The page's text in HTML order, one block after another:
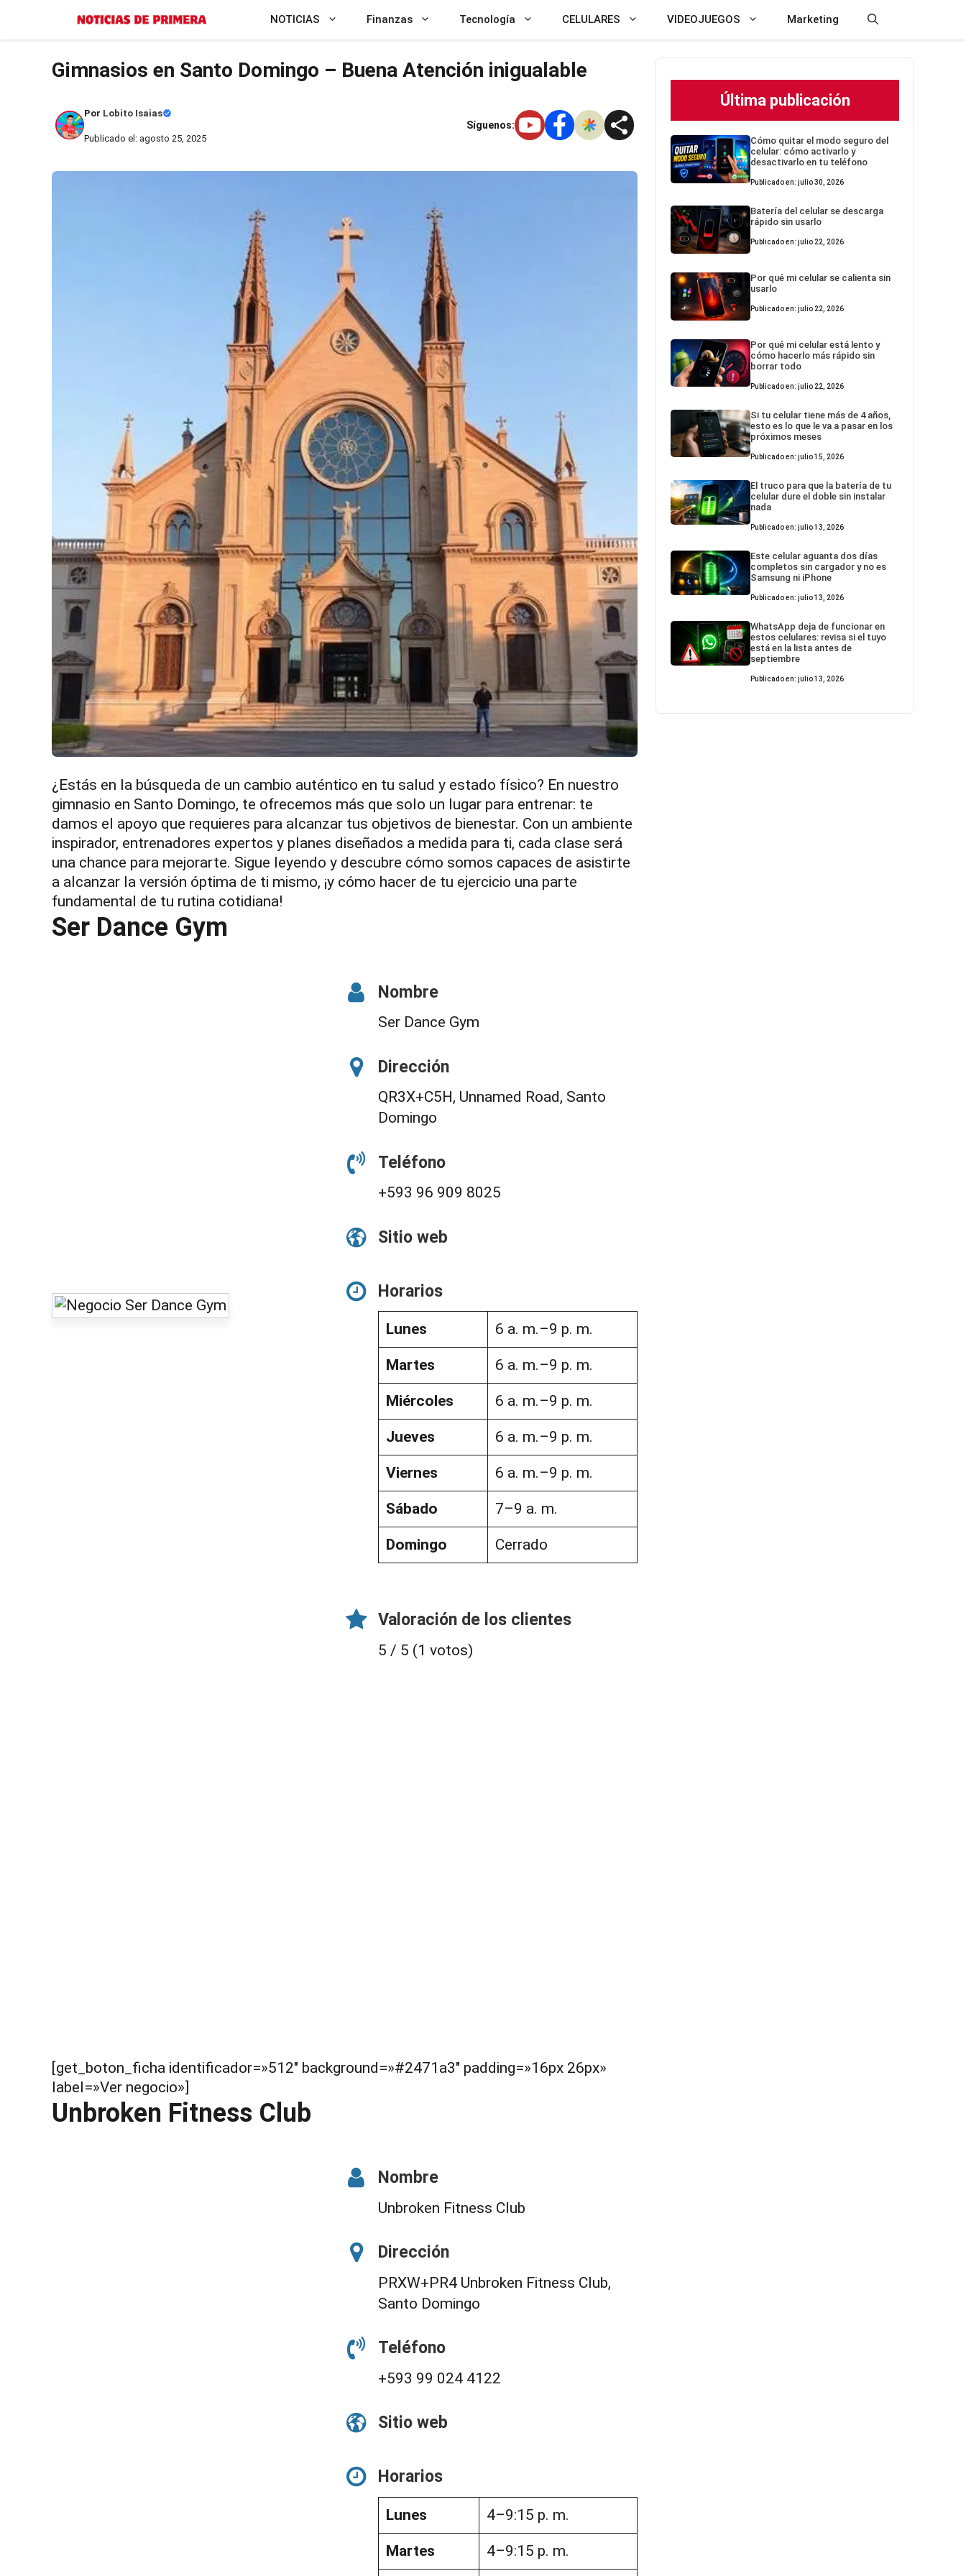
al
contenido
NOTICIAS Finanzas Tecnología CELULARES VIDEOJUEGOS Marketing
Gimnasios en Santo Domingo – Buena Atención inigualable
Por Lobito Isaias
Publicado el: agosto 25, 2025
Síguenos:
¿Estás en la búsqueda de un cambio auténtico en tu salud y estado físico? En nuestro
gimnasio en Santo Domingo, te ofrecemos más que solo un lugar para entrenar: te
damos el apoyo que requieres para alcanzar tus objetivos de bienestar. Con un ambiente
inspirador, entrenadores expertos y planes diseñados a medida para ti, cada clase será
una chance para mejorarte. Sigue leyendo y descubre cómo somos capaces de asistirte
a alcanzar la versión óptima de ti mismo, ¡y cómo hacer de tu ejercicio una parte
fundamental de tu rutina cotidiana!
Ser Dance Gym
Nombre
Ser Dance Gym
Dirección
QR3X+C5H, Unnamed Road, Santo
Domingo
Teléfono
+593 96 909 8025
Sitio web
Horarios
Lunes 6 a. m.–9 p. m.
Martes 6 a. m.–9 p. m.
Miércoles 6 a. m.–9 p. m.
Jueves 6 a. m.–9 p. m.
Viernes 6 a. m.–9 p. m.
Sábado 7–9 a. m.
Domingo Cerrado
Valoración de los clientes
5 / 5 (1 votos)
[get_boton_ficha identificador=»512″ background=»#2471a3″ padding=»16px 26px»
label=»Ver negocio»]
Unbroken Fitness Club
Nombre
Unbroken Fitness Club
Dirección
PRXW+PR4 Unbroken Fitness Club,
Santo Domingo
Teléfono
+593 99 024 4122
Sitio web
Horarios
Lunes 4–9:15 p. m.
Martes 4–9:15 p. m.
Última publicación
Cómo quitar el modo seguro del
celular: cómo activarlo y
desactivarlo en tu teléfono
Publicado en: julio 30, 2026
Batería del celular se descarga
rápido sin usarlo
Publicado en: julio 22, 2026
Por qué mi celular se calienta sin
usarlo
Publicado en: julio 22, 2026
Por qué mi celular está lento y
cómo hacerlo más rápido sin
borrar todo
Publicado en: julio 22, 2026
Si tu celular tiene más de 4 años,
esto es lo que le va a pasar en los
próximos meses
Publicado en: julio 15, 2026
El truco para que la batería de tu
celular dure el doble sin instalar
nada
Publicado en: julio 13, 2026
Este celular aguanta dos días
completos sin cargador y no es
Samsung ni iPhone
Publicado en: julio 13, 2026
WhatsApp deja de funcionar en
estos celulares: revisa si el tuyo
está en la lista antes de
septiembre
Publicado en: julio 13, 2026